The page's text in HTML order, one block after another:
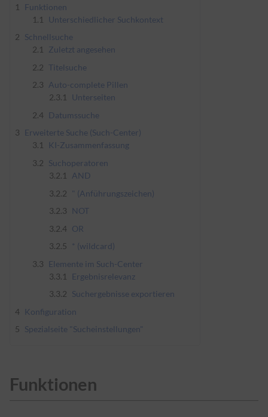
1
Funktionen
1.1
Unterschiedlicher Suchkontext
2 Schnellsuche
2.1
Zuletzt angesehen
2.2 Titelsuche
2.3 Auto-complete Pillen
2.3.1
Unterseiten
2.4 Datumssuche
3 Erweiterte Suche (Such-Center)
3.1
KI-Zusammenfassung
3.2 Suchoperatoren
3.2.1
AND
3.2.2 " (Anführungszeichen)
3.2.3 NOT
3.2.4 OR
3.2.5
* (wildcard)
3.3 Elemente im Such-Center
3.3.1
Ergebnisrelevanz
3.3.2 Suchergebnisse exportieren
4 Konfiguration
5 Spezialseite "Sucheinstellungen"
Funktionen